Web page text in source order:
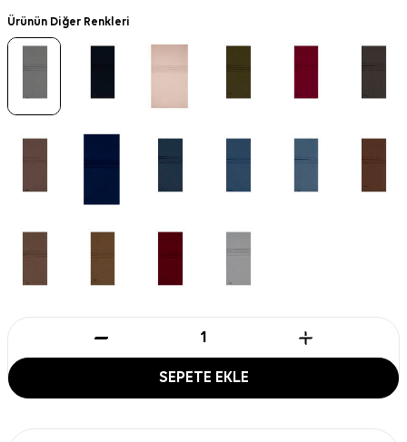
Ürünün Diğer Renkleri
SEPETE EKLE